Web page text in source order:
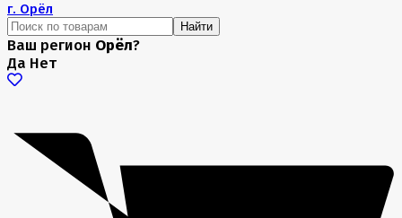
г. Орёл
Найти
Ваш регион Орёл?
Да Нет